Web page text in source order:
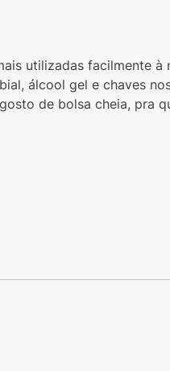
utilizadas facilmente
álcool gel e chaves
de bolsa cheia, pra